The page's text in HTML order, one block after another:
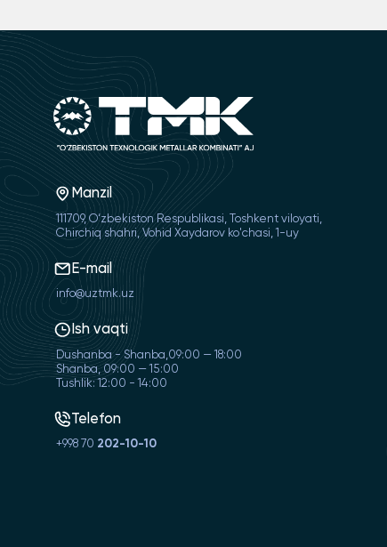
Manzil
111709, O‘zbekiston Respublikasi, Toshkent viloyati,
Chirchiq shahri, Vohid Xaydarov ko'chasi, 1-uy
E-mail
info@uztmk.uz
Ish vaqti
Dushanba - Shanba,09:00 — 18:00
Shanba, 09:00 — 15:00
Tushlik: 12:00 - 14:00
Telefon
+998 70 202-10-10